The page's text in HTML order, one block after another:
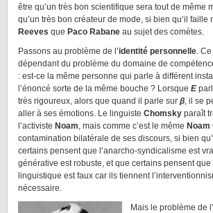
être qu’un très bon scientifique sera tout de même
qu’un très bon créateur de mode, si bien qu’il faille
Reeves que Paco Rabane au sujet des comètes.
Passons au problème de l’identité personnelle.
dépendant du problème du domaine de
: est-ce la même personne qui parle à différent
l’énoncé sorte de la même bouche ? Lorsque E
très rigoureux, alors que quand il parle sur β, il se
aller à ses émotions. Le linguiste Chomsky paraît
l’activiste Noam, mais comme c’est le même
contamination bilatérale de ses discours, si bien
certains pensent que l’anarcho-syndicalisme est
générative est robuste, et que certains pensent que
linguistique est faux car ils tiennent
nécessaire.
Mais le problème de